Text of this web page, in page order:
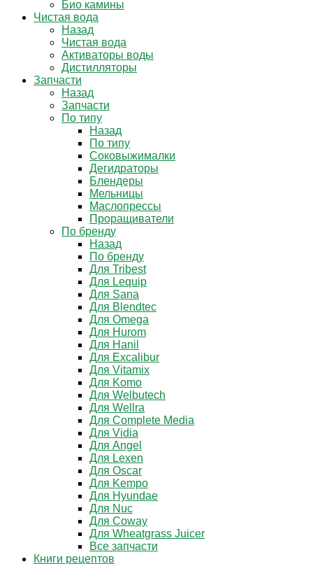
Био камины
Чистая вода
Назад
Чистая вода
Активаторы воды
Дистилляторы
Запчасти
Назад
Запчасти
По типу
Назад
По типу
Соковыжималки
Дегидраторы
Блендеры
Мельницы
Маслопрессы
Проращиватели
По бренду
Назад
По бренду
Для Tribest
Для Lequip
Для Sana
Для Blendtec
Для Omega
Для Hurom
Для Hanil
Для Excalibur
Для Vitamix
Для Komo
Для Welbutech
Для Wellra
Для Complete Media
Для Vidia
Для Angel
Для Lexen
Для Oscar
Для Kempo
Для Hyundae
Для Nuc
Для Coway
Для Wheatgrass Juicer
Все запчасти
Книги рецептов